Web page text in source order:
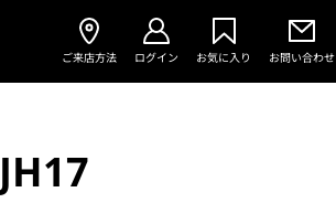
ご来店方法 ログイン お気に入り お問い合わせ